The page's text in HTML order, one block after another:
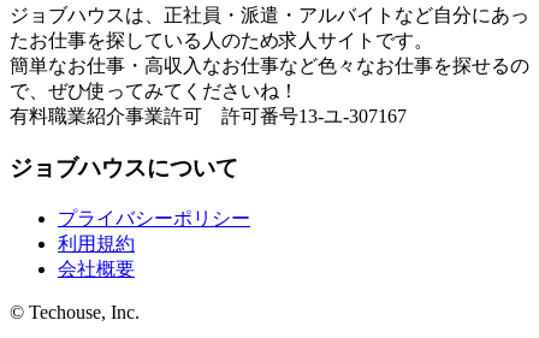
ジョブハウスは、正社員・派遣・アルバイトなど自分にあっ
たお仕事を探している人のため求人サイトです。
簡単なお仕事・高収入なお仕事など色々なお仕事を探せるの
で、ぜひ使ってみてくださいね！
有料職業紹介事業許可 許可番号13-ユ-307167
ジョブハウスについて
プライバシーポリシー
利用規約
会社概要
© Techouse, Inc.